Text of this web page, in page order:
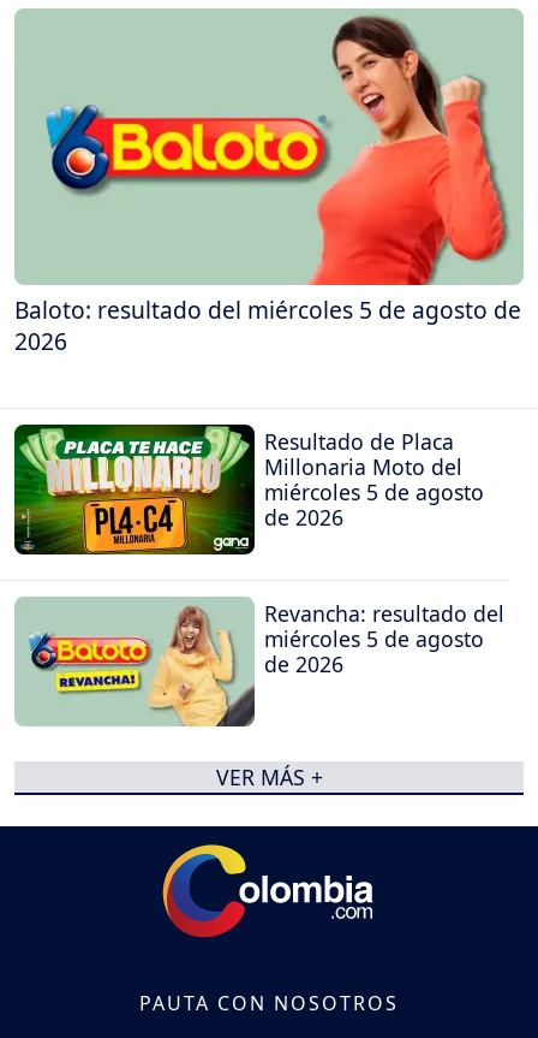
Baloto: resultado del miércoles 5 de agosto de
2026
Resultado de Placa
Millonaria Moto del
miércoles 5 de agosto
de 2026
Revancha: resultado del
miércoles 5 de agosto
de 2026
VER MÁS +
PAUTA CON NOSOTROS